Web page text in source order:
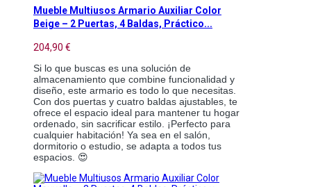
Mueble Multiusos Armario Auxiliar Color
Beige – 2 Puertas, 4 Baldas, Práctico...
204,90 €
Si lo que buscas es una solución de
almacenamiento que combine funcionalidad y
diseño, este armario es todo lo que necesitas.
Con dos puertas y cuatro baldas ajustables, te
ofrece el espacio ideal para mantener tu hogar
ordenado, sin sacrificar estilo. ¡Perfecto para
cualquier habitación! Ya sea en el salón,
dormitorio o estudio, se adapta a todos tus
espacios. 😍